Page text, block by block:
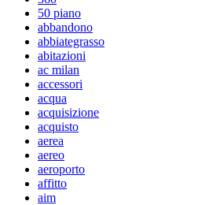
50 piano
abbandono
abbiategrasso
abitazioni
ac milan
accessori
acqua
acquisizione
acquisto
aerea
aereo
aeroporto
affitto
aim